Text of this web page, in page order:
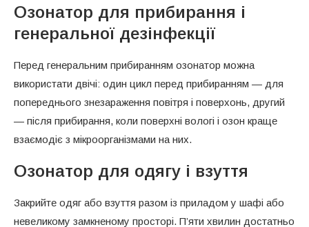
Озонатор для прибирання і
генеральної дезінфекції
Перед генеральним прибиранням озонатор можна
використати двічі: один цикл перед прибиранням — для
попереднього знезараження повітря і поверхонь, другий
— після прибирання, коли поверхні вологі і озон краще
взаємодіє з мікроорганізмами на них.
Озонатор для одягу і взуття
Закрийте одяг або взуття разом із приладом у шафі або
невеликому замкненому просторі. П’яти хвилин достатньо